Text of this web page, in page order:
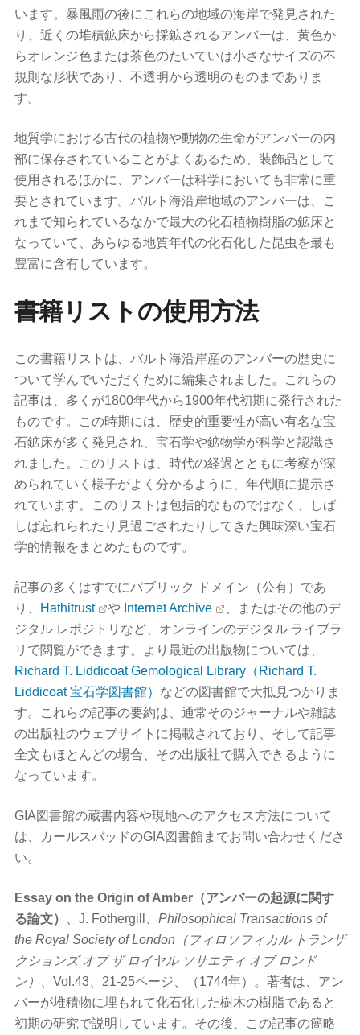
います。暴風雨の後にこれらの地域の海岸で発見された
り、近くの堆積鉱床から採鉱されるアンバーは、黄色か
らオレンジ色または茶色のたいていは小さなサイズの不
規則な形状であり、不透明から透明のものまでありま
す。
地質学における古代の植物や動物の生命がアンバーの内
部に保存されていることがよくあるため、装飾品として
使用されるほかに、アンバーは科学においても非常に重
要とされています。バルト海沿岸地域のアンバーは、こ
れまで知られているなかで最大の化石植物樹脂の鉱床と
なっていて、あらゆる地質年代の化石化した昆虫を最も
豊富に含有しています。
書籍リストの使用方法
この書籍リストは、バルト海沿岸産のアンバーの歴史に
ついて学んでいただくために編集されました。これらの
記事は、多くが1800年代から1900年代初期に発行された
ものです。この時期には、歴史的重要性が高い有名な宝
石鉱床が多く発見され、宝石学や鉱物学が科学と認識さ
れました。このリストは、時代の経過とともに考察が深
められていく様子がよく分かるように、年代順に提示さ
れています。このリストは包括的なものではなく、しば
しば忘れられたり見過ごされたりしてきた興味深い宝石
学的情報をまとめたものです。
記事の多くはすでにパブリック ドメイン（公有）であ
り、
Hathitrust や Internet Archive
、またはその他のデ
ジタル レポジトリなど、オンラインのデジタル ライブラ
リで閲覧ができます。より最近の出版物については、
Richard T. Liddicoat Gemological Library（Richard T.
Liddicoat 宝石学図書館） などの図書館で大抵見つかりま
す。これらの記事の要約は、通常そのジャーナルや雑誌
の出版社のウェブサイトに掲載されており、そして記事
全文もほとんどの場合、その出版社で購入できるように
なっています。
GIA図書館の蔵書内容や現地へのアクセス方法について
は、カールスバッドのGIA図書館までお問い合わせ くださ
い。
Essay on the Origin of Amber（アンバーの起源に関す
る論文）
、J. Fothergill、 Philosophical Transactions of
the Royal Society of London（フィロソフィカル トランザ
クションズ オブ ザ ロイヤル ソサエティ オブ ロンド
ン）
、Vol.43、21-25ページ、（1744年）。著者は、アン
バーが堆積物に埋もれて化石化した樹木の樹脂であると
初期の研究で説明しています。その後、この記事の簡略